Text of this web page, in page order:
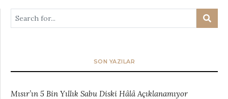
SON YAZILAR
Mısır’ın 5 Bin Yıllık Sabu Diski Hâlâ Açıklanamıyor